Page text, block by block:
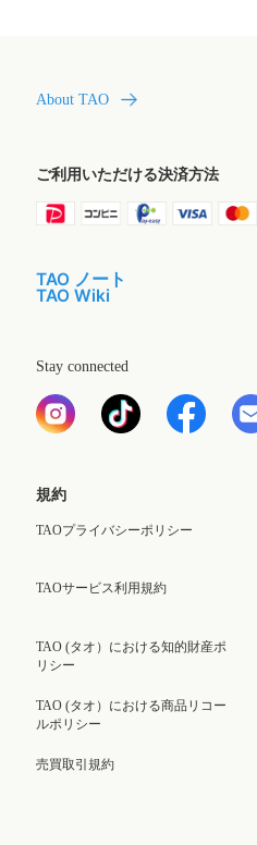
About TAO
ご利用いただける決済方法
TAO ノート
TAO Wiki
Stay connected
規約
TAOプライバシーポリシー
TAOサービス利用規約
TAO (タオ）における知的財産ポ
リシー
TAO (タオ）における商品リコー
ルポリシー
売買取引規約